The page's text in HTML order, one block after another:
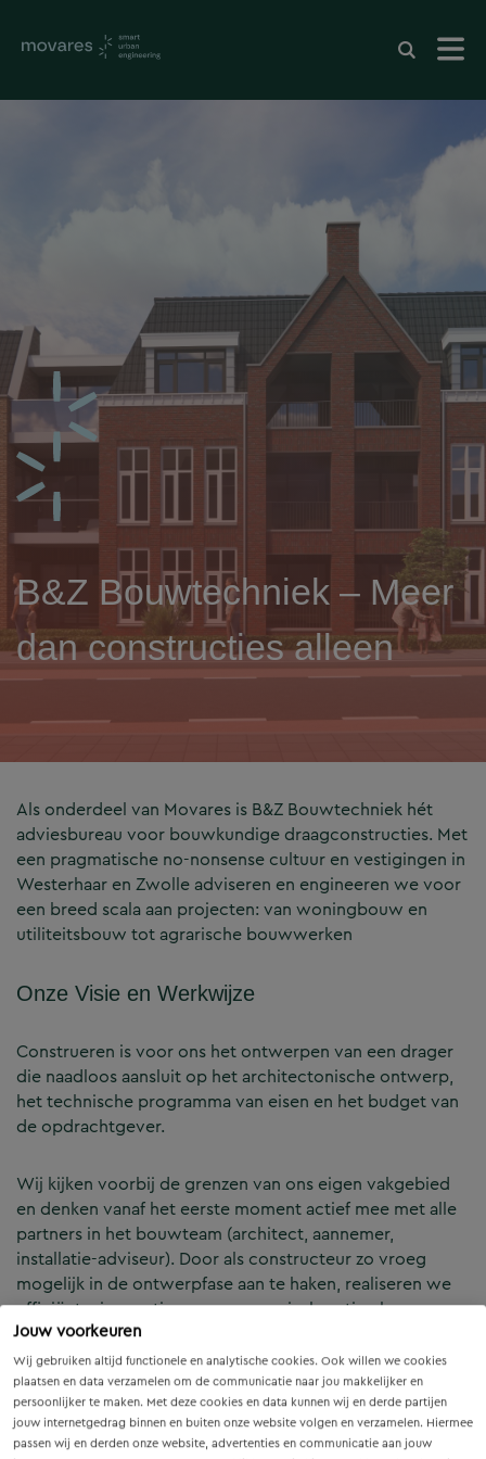
Jouw voorkeuren
Wij gebruiken altijd functionele en analytische cookies. Ook willen we cookies
plaatsen en data verzamelen om de communicatie naar jou makkelijker en
persoonlijker te maken. Met deze cookies en data kunnen wij en derde partijen
jouw internetgedrag binnen en buiten onze website volgen en verzamelen. Hiermee
passen wij en derden onze website, advertenties en communicatie aan jouw
B&Z Bouwtechniek – Meer
dan constructies alleen
Als onderdeel van Movares is B&Z Bouwtechniek hét
adviesbureau voor bouwkundige draagconstructies. Met
een pragmatische no-nonsense cultuur en vestigingen in
Westerhaar en Zwolle adviseren en engineeren we voor
een breed scala aan projecten: van woningbouw en
utiliteitsbouw tot agrarische bouwwerken
Onze Visie en Werkwijze
Construeren is voor ons het ontwerpen van een drager
die naadloos aansluit op het architectonische ontwerp,
het technische programma van eisen en het budget van
de opdrachtgever.
Wij kijken voorbij de grenzen van ons eigen vakgebied
en denken vanaf het eerste moment actief mee met alle
partners in het bouwteam (architect, aannemer,
installatie-adviseur). Door als constructeur zo vroeg
mogelijk in de ontwerpfase aan te haken, realiseren we
efficiënte, innovatieve en economisch optimale
constructies — voor zowel nieuwbouw als renovatie.
Onze Expertises en Activiteiten
B&Z Bouwtechniek verzorgt het volledige constructieve